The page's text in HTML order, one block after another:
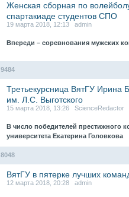
Женская сборная по
спартакиаде студентов СПО
19 марта 2018, 12:13 admin
Впереди – соревнования мужских
9484
Третьекурсница ВятГУ Ирина
им. Л.С. Выготского
15 марта 2018, 13:26 ScienceRedactor
В число победителей престижного
университета Екатерина Головкова
8048
ВятГУ в пятерке лучших
12 марта 2018, 20:28 admin